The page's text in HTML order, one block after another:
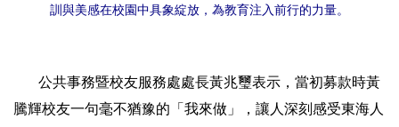
訓與美感在校園中具象綻放，為教育注入前行的力量。
公共事務暨校友服務處處長黃兆璽表示，當初募款時黃
騰輝校友一句毫不猶豫的「我來做」，讓人深刻感受東海人